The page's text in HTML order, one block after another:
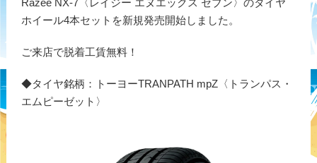
ホイール4本セットを新規発売開始しました。
ご来店で脱着工賃無料！
◆タイヤ銘柄：トーヨーTRANPATH mpZ〈トランパス・
エムピーゼット〉